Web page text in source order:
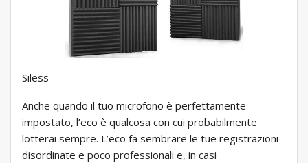
Siless
Anche quando il tuo microfono è perfettamente
impostato, l’eco è qualcosa con cui probabilmente
lotterai sempre. L’eco fa sembrare le tue registrazioni
disordinate e poco professionali e, in casi